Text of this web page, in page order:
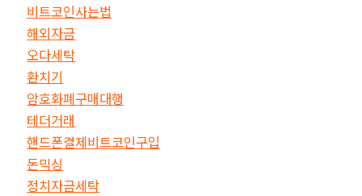
비트코인사는법
해외자금
오다세탁
환치기
암호화폐구매대행
테더거래
핸드폰결제비트코인구입
돈믹싱
정치자금세탁